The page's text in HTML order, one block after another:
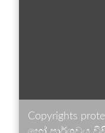
Copyrights